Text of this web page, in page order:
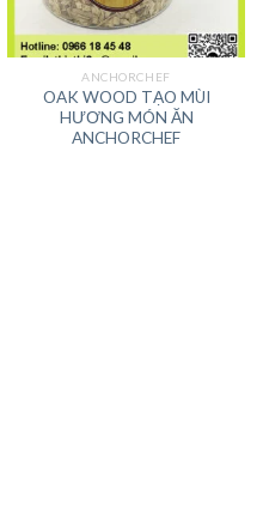
ANCHORCHEF
OAK WOOD TẠO MÙI
HƯƠNG MÓN ĂN
ANCHORCHEF